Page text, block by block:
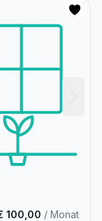
100,00 / Monat